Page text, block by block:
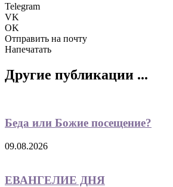
Telegram
VK
OK
Отправить на почту
Напечатать
Другие публикации ...
Беда или Божие посещение?
09.08.2026
ЕВАНГЕЛИЕ ДНЯ